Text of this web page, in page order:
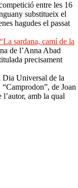
entre les 16
substitueix el
hagudes el passat
“La sardana, camí de la
de l’Anna Abad
precisament
Dia Universal de la
de Joan
amb la qual